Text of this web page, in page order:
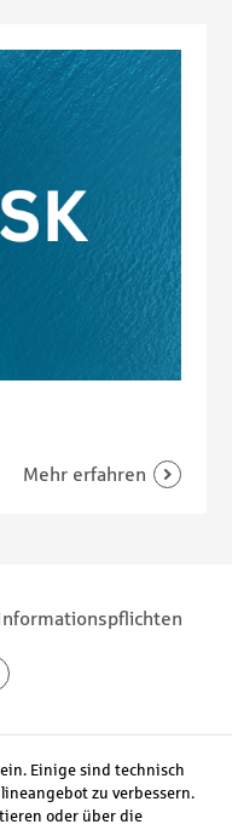
LinkedIn
Einige sind technisch
zu verbessern.
oder über die